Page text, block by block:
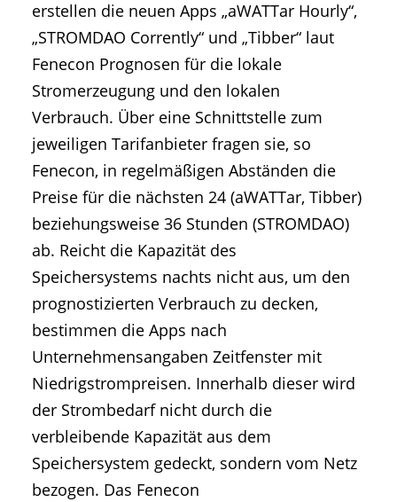
erstellen die neuen Apps „aWATTar Hourly“,
„STROMDAO Corrently“ und „Tibber“ laut
Fenecon Prognosen für die lokale
Stromerzeugung und den lokalen
Verbrauch. Über eine Schnittstelle zum
jeweiligen Tarifanbieter fragen sie, so
Fenecon, in regelmäßigen Abständen die
Preise für die nächsten 24 (aWATTar, Tibber)
beziehungsweise 36 Stunden (STROMDAO)
ab. Reicht die Kapazität des
Speichersystems nachts nicht aus, um den
prognostizierten Verbrauch zu decken,
bestimmen die Apps nach
Unternehmensangaben Zeitfenster mit
Niedrigstrompreisen. Innerhalb dieser wird
der Strombedarf nicht durch die
verbleibende Kapazität aus dem
Speichersystem gedeckt, sondern vom Netz
bezogen. Das Fenecon